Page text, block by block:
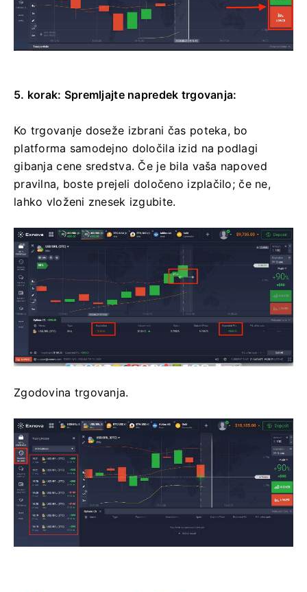
5. korak: Spremljajte napredek trgovanja:
Ko trgovanje doseže izbrani čas poteka, bo
platforma samodejno določila izid na podlagi
gibanja cene sredstva. Če je bila vaša napoved
pravilna, boste prejeli določeno izplačilo; če ne,
lahko vloženi znesek izgubite.
Zgodovina trgovanja.